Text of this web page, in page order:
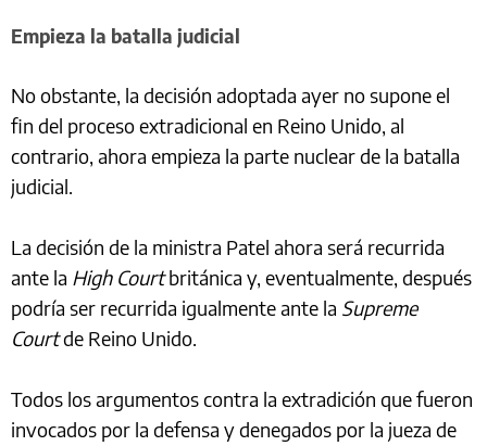
Empieza la batalla judicial
No obstante, la decisión adoptada ayer no supone el
fin del proceso extradicional en Reino Unido, al
contrario, ahora empieza la parte nuclear de la batalla
judicial.
La decisión de la ministra Patel ahora será recurrida
ante la High Courtbritánica y, eventualmente, después
podría ser recurrida igualmente ante la Supreme
Courtde Reino Unido.
Todos los argumentos contra la extradición que fueron
invocados por la defensa y denegados por la jueza de